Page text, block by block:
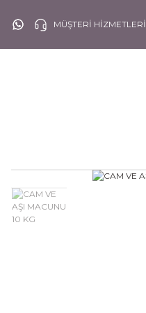
MÜŞTERİ HİZMETLERİ